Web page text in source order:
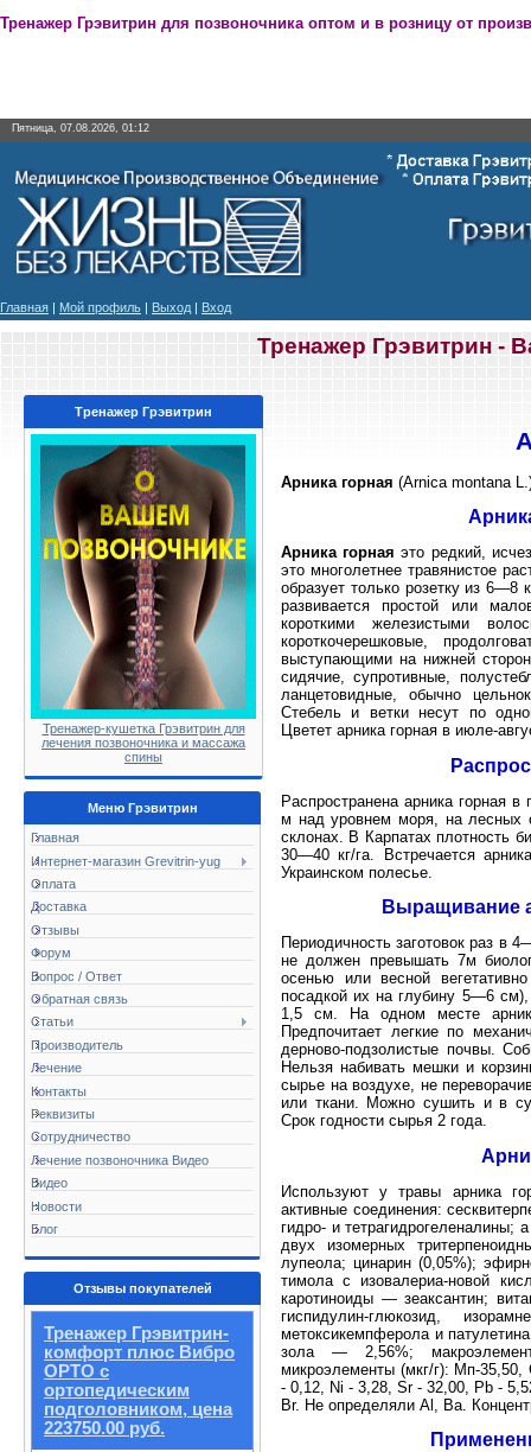
Тренажер Грэвитрин для позвоночника оптом и в розницу от
Пятница, 07.08.2026, 01:12
Главная | Мой профиль | Выход | Вход
Тренажер Грэвитрин -
Тренажер Грэвитрин
Тренажер-кушетка Грэвитрин для
лечения позвоночника и массажа
спины
Меню Грэвитрин
Главная
Интернет-магазин Grevitrin-yug
Оплата
Доставка
Отзывы
Форум
Вопрос / Ответ
Обратная связь
Статьи
Производитель
Лечение
Контакты
Реквизиты
Сотрудничество
Лечение позвоночника Видео
Видео
Новости
Блог
Отзывы покупателей
Тренажер Грэвитрин-
комфорт плюс Вибро
ОРТО с
ортопедическим
подголовником, цена
223750.00 руб.
Арника горная (Arnica montana
Арника горная это редкий,
это многолетнее травянистое
образует только розетку из
развивается простой или
короткими железистыми
короткочерешковые,
выступающими на нижней
сидячие, супротивные,
ланцетовидные, обычно
Стебель и ветки несут по
Цветет арника горная в июле-
Распространена арника горная
м над уровнем моря, на лесных
склонах. В Карпатах плотность
30—40 кг/га. Встречается
Украинском полесье.
Выращивание
Периодичность заготовок раз в
не должен превышать 7м
осенью или весной
посадкой их на глубину 5—6
1,5 см. На одном месте
Предпочитает легкие по
дерново-подзолистые почвы.
Нельзя набивать мешки и
сырье на воздухе, не
или ткани. Можно сушить и в
Срок годности сырья 2 года.
Используют у травы арника
активные соединения:
гидро- и
двух изомерных
лупеола; цинарин (0,05%);
тимола с изовалериа-новой
каротиноиды — зеаксантин;
гиспидулин-глюкозид,
метоксикемпферола и
зола — 2,56%;
микроэлементы (мкг/г): Мп-
- 0,12, Ni - 3,28, Sr - 32,00, Pb -
Br. He определяли Al, Ba.